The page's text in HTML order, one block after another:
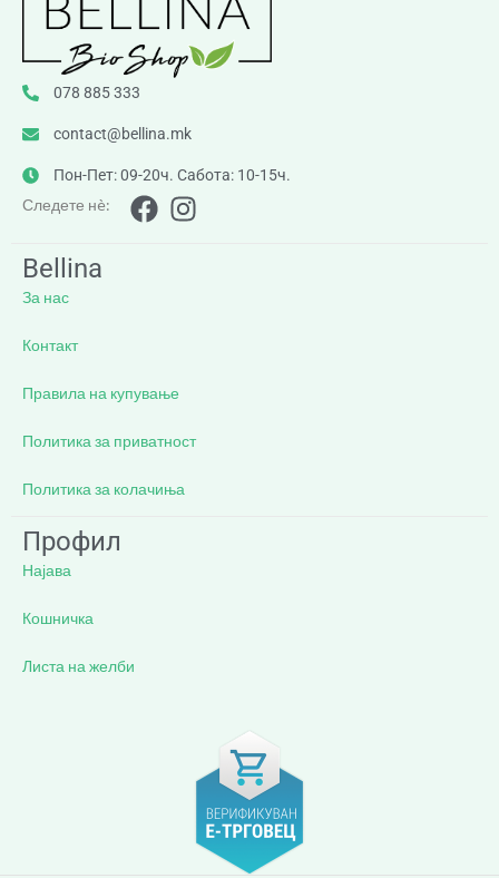
078 885 333
contact@bellina.mk
Пон-Пет: 09-20ч. Сабота: 10-15ч.
Следете нè:
Bellina
За нас
Контакт
Правила на купување
Политика за приватност
Политика за колачиња
Профил
Најава
Кошничка
Листа на желби